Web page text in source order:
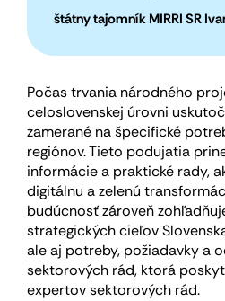
štátny tajomník MIRRI SR
Počas trvania národného
celoslovenskej úrovni
zamerané na špecifické
regiónov. Tieto podujatia
informácie a praktické rady,
digitálnu a zelenú
budúcnosť zároveň
strategických cieľov
ale aj potreby, požiadavky a
sektorových rád, ktorá
expertov sektorových rád.